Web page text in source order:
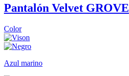
Pantalón Velvet GROVE
Color
Azul marino